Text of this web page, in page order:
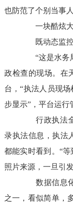
也防范了个别当事
一块酷炫大
既动态监控
“这是水务局
政检查的现场。在
台，“执法人员现
步显示”，平台运行
行政执法全
录执法信息，执法
都能实时看到。“
照片来源，一旦引
数据信息化
之一，看似简单，